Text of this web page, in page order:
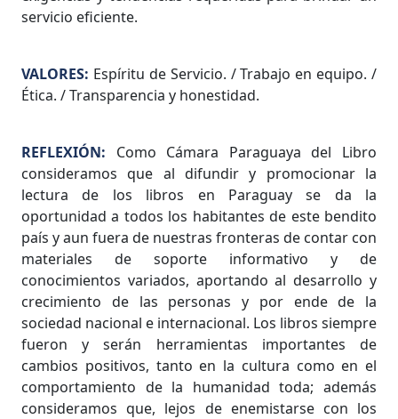
servicio eficiente.
VALORES: Espíritu de Servicio. / Trabajo en equipo. /
Ética. / Transparencia y honestidad.
REFLEXIÓN: Como Cámara Paraguaya del Libro
consideramos que al difundir y promocionar la
lectura de los libros en Paraguay se da la
oportunidad a todos los habitantes de este bendito
país y aun fuera de nuestras fronteras de contar con
materiales de soporte informativo y de
conocimientos variados, aportando al desarrollo y
crecimiento de las personas y por ende de la
sociedad nacional e internacional. Los libros siempre
fueron y serán herramientas importantes de
cambios positivos, tanto en la cultura como en el
comportamiento de la humanidad toda; además
consideramos que, lejos de enemistarse con los